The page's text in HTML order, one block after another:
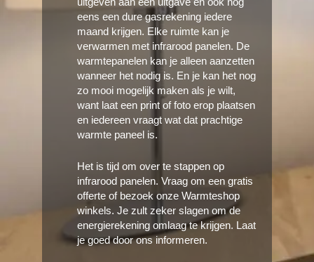
eens een dure gasrekening iedere
maand krijgen. Elke ruimte kan je
verwarmen met infrarood panelen. De
warmtepanelen kan je alleen aanzetten
wanneer het nodig is. En je kan het nog
zo mooi mogelijk maken als je wilt,
want laat een print of foto erop plaatsen
en iedereen vraagt wat dat prachtige
warmte paneel is.
Het is tijd om over te stappen op
infrarood panelen. Vraag om een gratis
offerte of bezoek onze Warmteshop
winkels. Je zult zeker slagen om de
energierekening omlaag te krijgen. Laat
je goed door ons informeren.